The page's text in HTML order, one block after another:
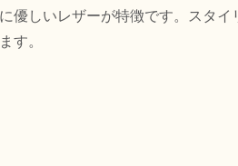
優しいレザーが特徴です。スタ
す。